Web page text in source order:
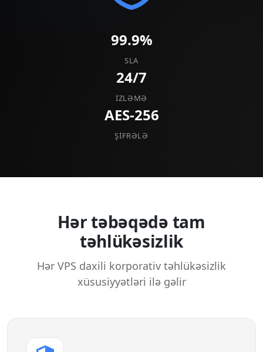
99.9%
SLA
24/7
İZLƏMƏ
AES-256
ŞIFRƏLƏ
Hər təbəqədə tam
təhlükəsizlik
Hər VPS daxili korporativ təhlükəsizlik
xüsusiyyətləri ilə gəlir